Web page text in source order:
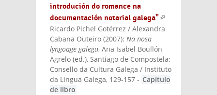
introdución do romance na
documentación notarial galega"(link is
externa
Ricardo Pichel Gotérrez / Alexandra
Cabana Outeiro (2007):Na nosa
lyngoage galega, Ana Isabel Boullón
Agrelo (ed.), Santiago de Compostela:
Consello da Cultura Galega / Instituto
da Lingua Galega, 129-157 - Capítulo
de libro